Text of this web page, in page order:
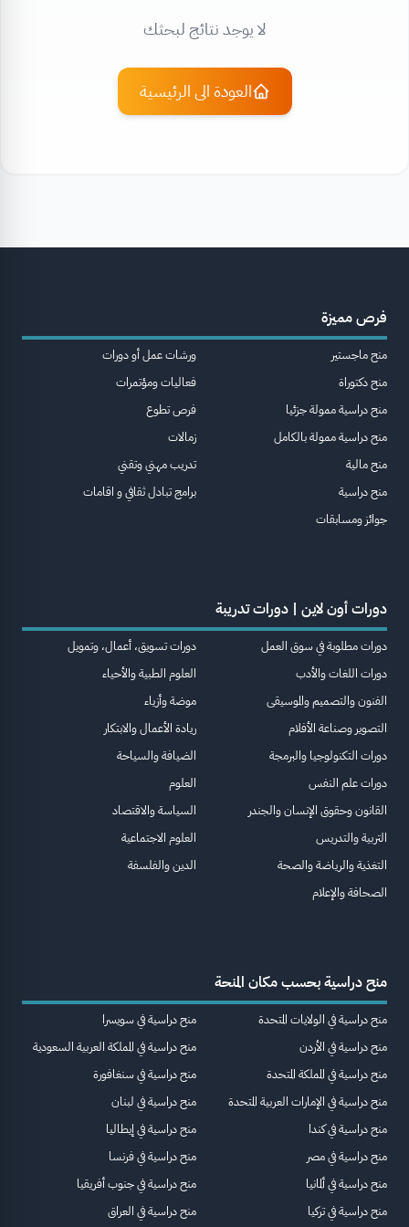
لا يوجد نتائج لبحثك
العودة الى الرئيسية
فرص مميزة
منح ماجستير
منح دكتوراة
منح دراسية ممولة جزئيا
منح دراسية ممولة بالكامل
منح مالية
منح دراسية
جوائز ومسابقات
ورشات عمل أو دورات
فعاليات ومؤتمرات
فرص تطوع
زمالات
تدريب مهني وتقني
برامج تبادل ثقافي و اقامات
دورات أون لاين | دورات تدريبة
دورات مطلوبة في سوق العمل
دورات اللغات والأدب
الفنون والتصميم والموسيقى
التصوير وصناعة الأفلام
دورات التكنولوجيا والبرمجة
دورات علم النفس
القانون وحقوق الإنسان والجندر
التربية والتدريس
التغذية والرياضة والصحة
الصحافة والإعلام
دورات تسويق، أعمال، وتمويل
العلوم الطبية والأحياء
موضة وأزياء
ريادة الأعمال والابتكار
الضيافة والسياحة
العلوم
السياسة والاقتصاد
العلوم الاجتماعية
الدين والفلسفة
منح دراسية بحسب مكان المنحة
منح دراسية في الولايات المتحدة
منح دراسية في الأردن
منح دراسية في المملكة المتحدة
منح دراسية في الإمارات العربية المتحدة
منح دراسية في كندا
منح دراسية في مصر
منح دراسية في ألمانيا
منح دراسية في تركيا
منح دراسية في سويسرا
منح دراسية في المملكة العربية السعودية
منح دراسية في سنغافورة
منح دراسية في لبنان
منح دراسية في إيطاليا
منح دراسية في فرنسا
منح دراسية في جنوب أفريقيا
منح دراسية في العراق